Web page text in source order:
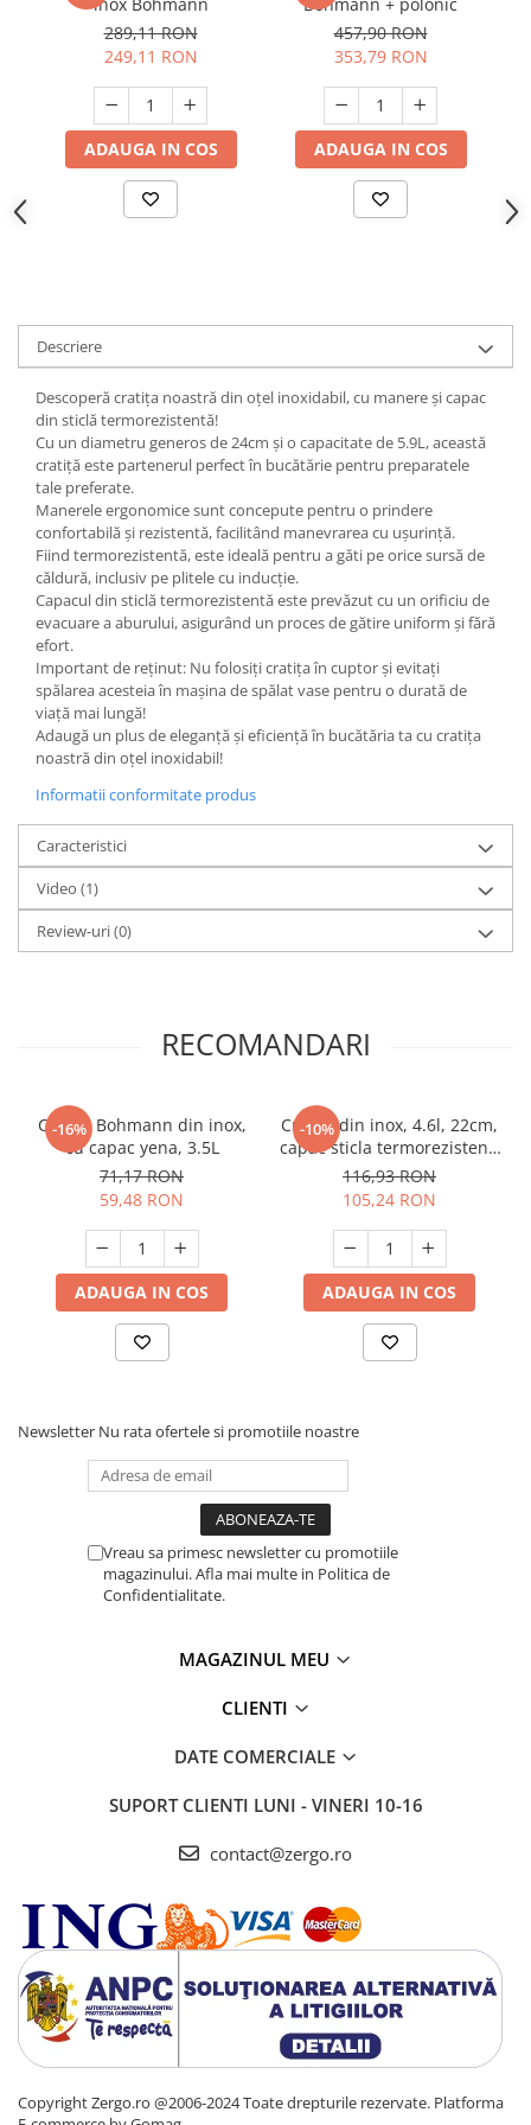
Suporturi si servetele
Tacamuri si seturi
Taietoare manuale
Tavi copt
Termosuri si cani termos
Tigai si seturi
Ustensile ornare prajituri
Vaze si boluri decorative
Vesela unica folosinta
Suporturi si accesorii de baie
Uscatoare de rufe
289,11 RON
249,11 RON
ADAUGA IN COS
457,90 RON
353,79 RON
ADAUGA IN COS
Descriere
Descoperă cratița noastră din oțel inoxidabil, cu manere și capac
din sticlă termorezistentă!
Cu un diametru generos de 24cm și o capacitate de 5.9L, această
cratiță este partenerul perfect în bucătărie pentru preparatele
tale preferate.
Manerele ergonomice sunt concepute pentru o prindere
confortabilă și rezistentă, facilitând manevrarea cu ușurință.
Fiind termorezistentă, este ideală pentru a găti pe orice sursă de
căldură, inclusiv pe plitele cu inducție.
Capacul din sticlă termorezistentă este prevăzut cu un orificiu de
evacuare a aburului, asigurând un proces de gătire uniform și fără
efort.
Important de reținut: Nu folosiți cratița în cuptor și evitați
spălarea acesteia în mașina de spălat vase pentru o durată de
viață mai lungă!
Adaugă un plus de eleganță și eficiență în bucătăria ta cu cratița
noastră din oțel inoxidabil!
Informatii conformitate produs
Caracteristici
Video (1)
Review-uri(0)
RECOMANDARI
-16%
Cratita Bohmann din inox,
cu capac yena, 3.5L
71,17 RON
59,48 RON
ADAUGA IN COS
-10%
Cratita din inox, 4.6l, 22cm,
capac sticla termorezistent,
inclusiv inductie, Bohmann,
Rosie
116,93 RON
105,24 RON
ADAUGA IN COS
Newsletter Nu rata ofertele si promotiile noastre
Vreau sa primesc newsletter cu promotiile
magazinului. Afla mai multe in Politica de
Confidentialitate.
MAGAZINUL MEU
CLIENTI
DATE COMERCIALE
SUPORT CLIENTI LUNI - VINERI 10-16
contact@zergo.ro
Copyright Zergo.ro @2006-2024 Toate drepturile rezervate. Platforma